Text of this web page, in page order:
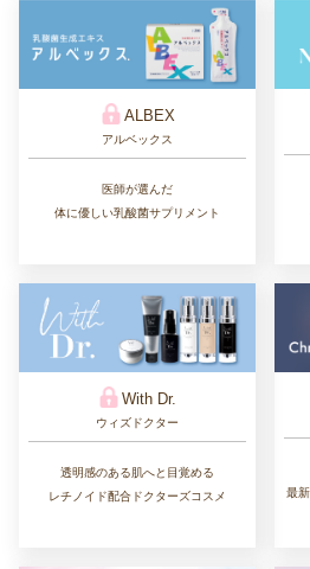
ALBEX
アルベックス
医師が選んだ
体に優しい乳酸菌サプリメント
With Dr.
ウィズドクター
透明感のある肌へと目覚める
レチノイド配合ドクターズコスメ
最